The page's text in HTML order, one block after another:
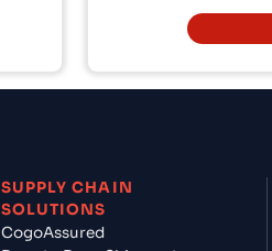
SUPPLY CHAIN
SOLUTIONS
CogoAssured